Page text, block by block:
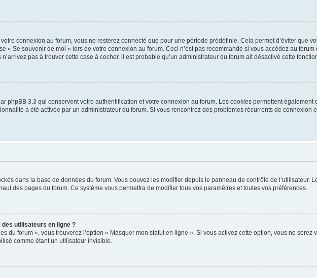
connexion au forum, vous ne resterez connecté que pour une période prédéfinie. Cela permet d’éviter que
« Se souvenir de moi » lors de votre connexion au forum. Ceci n’est pas recommandé si vous accédez au
pas à trouver cette case à cocher, il est probable qu’un administrateur du forum ait désactivé cette
phpBB 3.3 qui conservent votre authentification et votre connexion au forum. Les cookies permettent également
a été activée par un administrateur du forum. Si vous rencontrez des problèmes récurrents de connexion
dans la base de données du forum. Vous pouvez les modifier depuis le panneau de contrôle de l’utilisateur.
des pages du forum. Ce système vous permettra de modifier tous vos paramètres et toutes vos préférences.
des utilisateurs en ligne ?
du forum », vous trouverez l’option « Masquer mon statut en ligne ». Si vous activez cette option, vous ne serez
comme étant un utilisateur invisible.